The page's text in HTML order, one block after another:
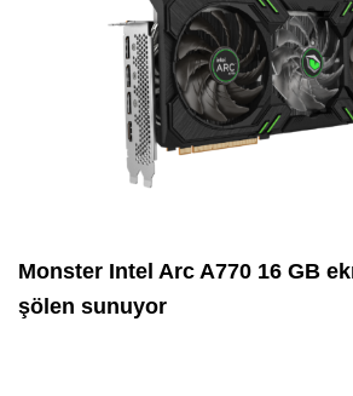
Monster Intel Arc A770 16 GB
şölen sunuyor